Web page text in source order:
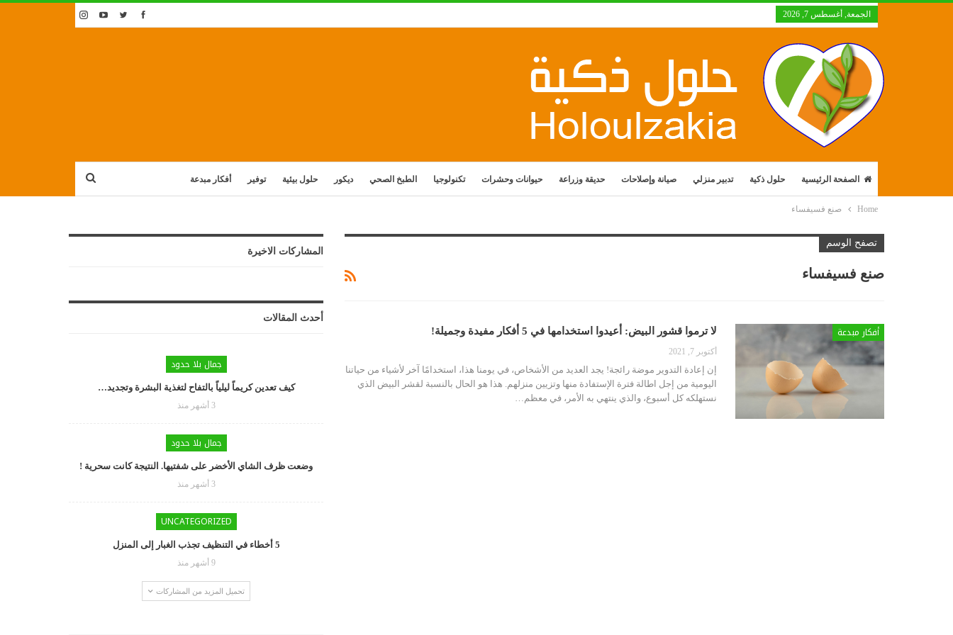
الجمعة, أغسطس 7, 2026
الصفحة الرئيسية حلول ذكية تدبير منزلي صيانة وإصلاحات حديقة وزراعة حيوانات وحشرات تكنولوجيا الطبخ الصحي ديكور حلول بيئية توفير أفكار مبدعة
Home صنع فسيفساء
تصفح الوسم
صنع فسيفساء
أفكار مبدعة لا ترموا قشور البيض: أعيدوا استخدامها في 5 أفكار مفيدة وجميلة!
أكتوبر 7, 2021
إن إعادة التدوير موضة رائجة! يجد العديد من الأشخاص، في يومنا هذا، استخدامًا آخر لأشياء من حياتنا
اليومية من إجل اطالة فترة الإستفادة منها وتزيين منزلهم. هذا هو الحال بالنسبة لقشر البيض الذي
نستهلكه كل أسبوع، والذي ينتهي به الأمر، في معظم
المشاركات الاخيرة
أحدث المقالات
جمال بلا حدود
كيف تعدين كريماً ليلياً بالتفاح لتغذية البشرة وتجديد…
3 أشهر منذ
جمال بلا حدود
وضعت ظرف الشاي الأخضر على شفتيها. النتيجة كانت سحرية !
3 أشهر منذ
UNCATEGORIZED
5 أخطاء في التنظيف تجذب الغبار إلى المنزل
9 أشهر منذ
تحميل المزيد من المشاركات